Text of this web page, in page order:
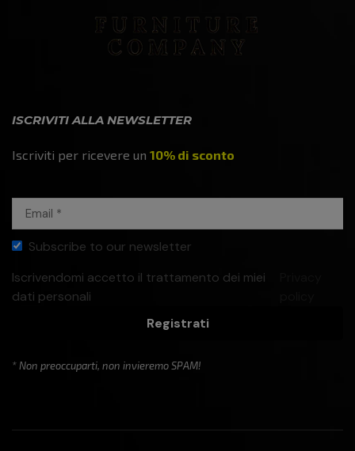
ISCRIVITI ALLA NEWSLETTER
Iscriviti per ricevere un 10% di sconto
Subscribe to our newsletter
Iscrivendomi accetto il trattamento dei miei
dati personali
Registrati
* Non preoccuparti, non invieremo SPAM!